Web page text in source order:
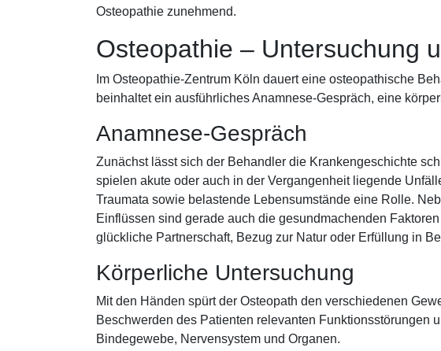
Osteopathie zunehmend.
Osteopathie – Untersuchung
Im Osteopathie-Zentrum Köln dauert eine osteopathische
beinhaltet ein ausführliches Anamnese-Gespräch, eine
Anamnese-Gespräch
Zunächst lässt sich der Behandler die Krankengeschichte
spielen akute oder auch in der Vergangenheit liegende
Traumata sowie belastende Lebensumstände eine Rolle.
Einflüssen sind gerade auch die gesundmachenden
glückliche Partnerschaft, Bezug zur Natur oder Erfüllung in
Körperliche Untersuchung
Mit den Händen spürt der Osteopath den verschiedenen
Beschwerden des Patienten relevanten Funktionsstörungen
Bindegewebe, Nervensystem und Organen.